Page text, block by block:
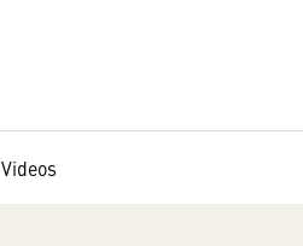
Videos